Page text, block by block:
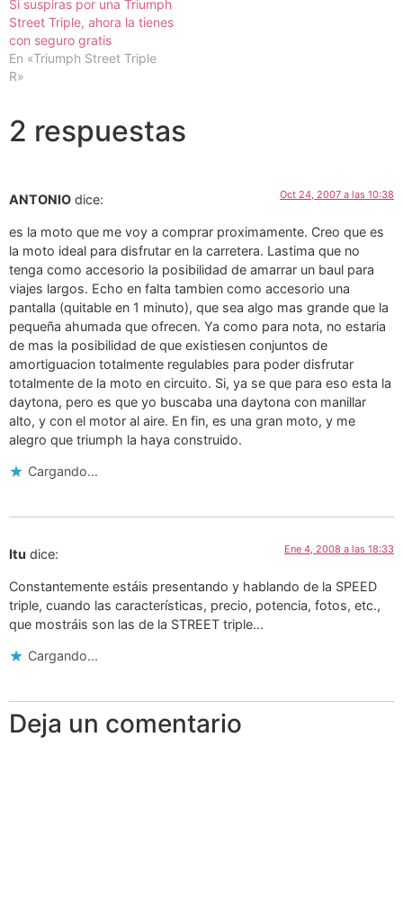
Si suspiras por una Triumph
Street Triple, ahora la tienes
con seguro gratis
En «Triumph Street Triple
R»
2 respuestas
ANTONIO dice: Oct 24, 2007 a las 10:38
es la moto que me voy a comprar proximamente. Creo que es
la moto ideal para disfrutar en la carretera. Lastima que no
tenga como accesorio la posibilidad de amarrar un baul para
viajes largos. Echo en falta tambien como accesorio una
pantalla (quitable en 1 minuto), que sea algo mas grande que la
pequeña ahumada que ofrecen. Ya como para nota, no estaria
de mas la posibilidad de que existiesen conjuntos de
amortiguacion totalmente regulables para poder disfrutar
totalmente de la moto en circuito. Si, ya se que para eso esta la
daytona, pero es que yo buscaba una daytona con manillar
alto, y con el motor al aire. En fin, es una gran moto, y me
alegro que triumph la haya construido.
Cargando...
Itu dice: Ene 4, 2008 a las 18:33
Constantemente estáis presentando y hablando de la SPEED
triple, cuando las características, precio, potencia, fotos, etc.,
que mostráis son las de la STREET triple…
Cargando...
Deja un comentario